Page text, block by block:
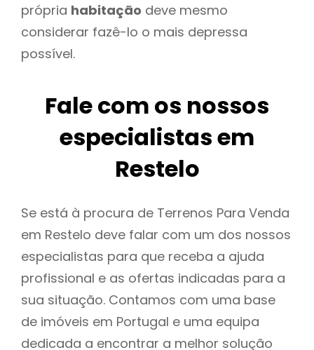
própria habitação deve mesmo
considerar fazê-lo o mais depressa
possível.
Fale com os nossos
especialistas em
Restelo
Se está à procura de Terrenos Para Venda
em Restelo deve falar com um dos nossos
especialistas para que receba a ajuda
profissional e as ofertas indicadas para a
sua situação. Contamos com uma base
de imóveis em Portugal e uma equipa
dedicada a encontrar a melhor solução